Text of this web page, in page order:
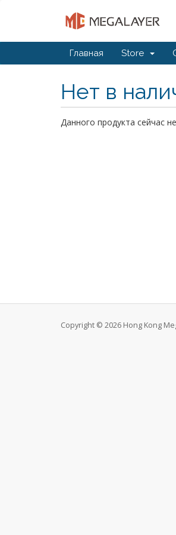
Главная Store
Нет в
Данного продукта сейчас
Copyright © 2026 Hong Kong